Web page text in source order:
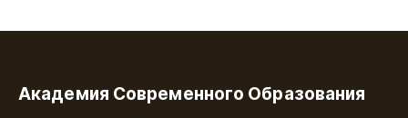
Академия Современного Образования